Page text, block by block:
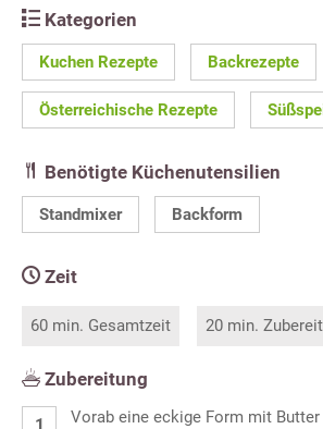
Kategorien
Kuchen Rezepte Backrezepte
Österreichische Rezepte
Benötigte Küchenutensilien
Standmixer Backform
Zeit
60 min. Gesamtzeit 20 min.
Zubereitung
Vorab eine eckige Form mit